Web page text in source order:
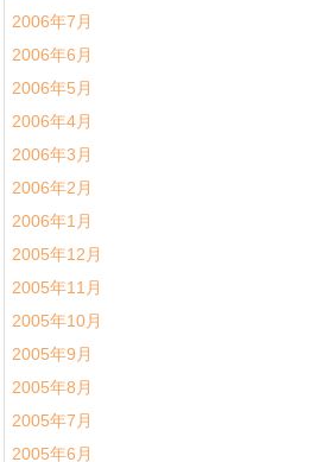
2006年7月
2006年6月
2006年5月
2006年4月
2006年3月
2006年2月
2006年1月
2005年12月
2005年11月
2005年10月
2005年9月
2005年8月
2005年7月
2005年6月